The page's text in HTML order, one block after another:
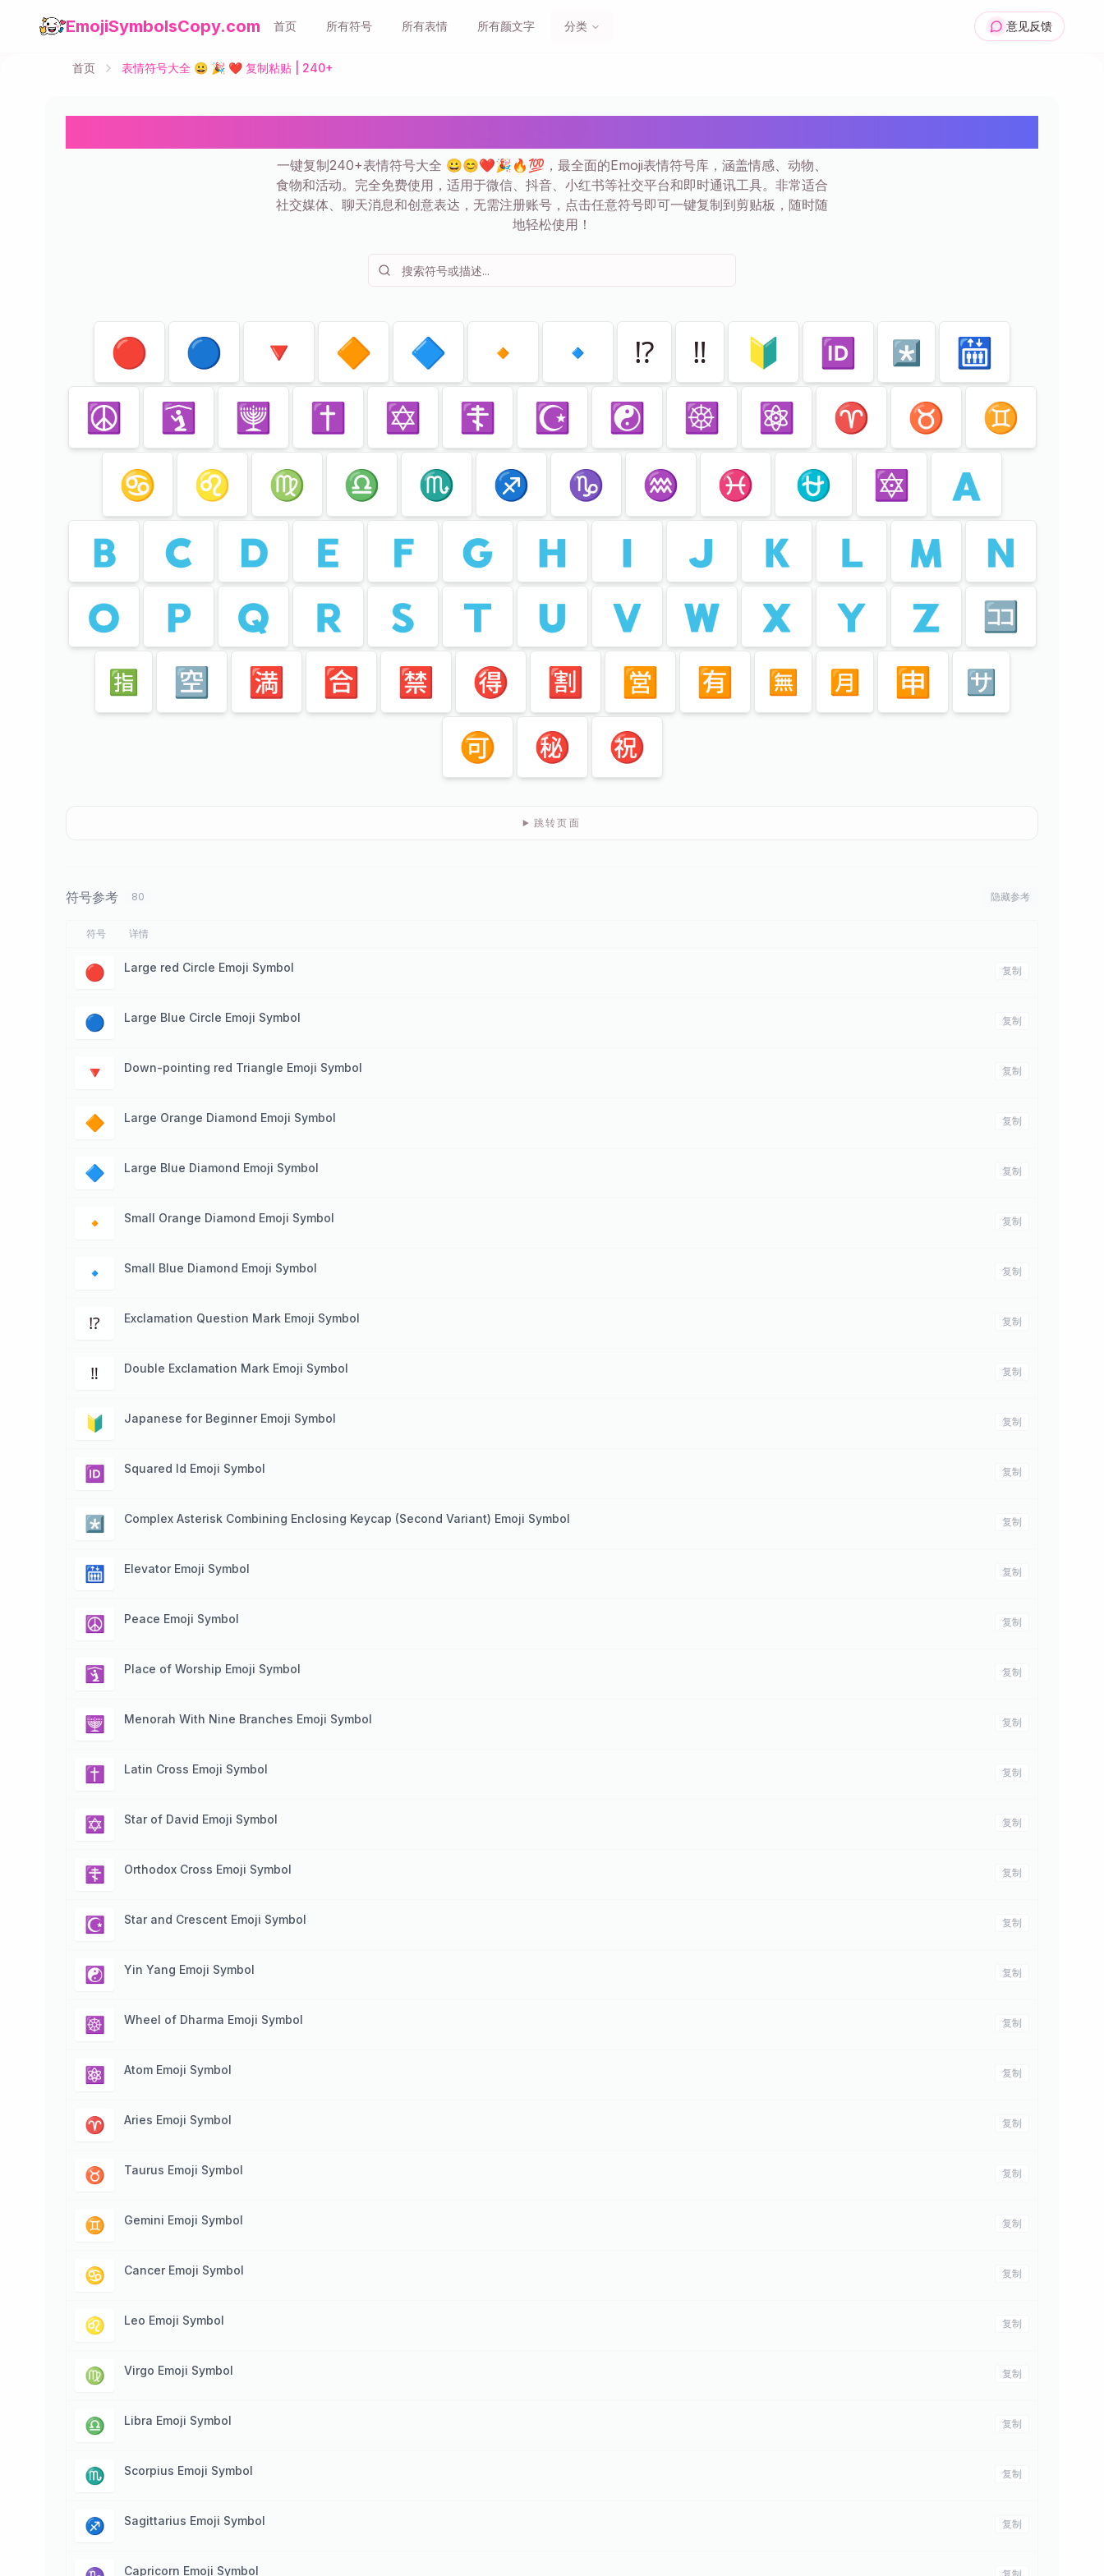
EmojiSymbolsCopy.com 首页 所有符号 所有表情 所有颜文字 分类 意见反馈
首页 表情符号大全 😀 🎉 ❤️ 复制粘贴 | 240+
一键复制240+表情符号大全 😀😊❤️🎉🔥💯，最全面的Emoji表情符号库，涵盖情感、动物、
食物和活动。完全免费使用，适用于微信、抖音、小红书等社交平台和即时通讯工具。非常适合
社交媒体、聊天消息和创意表达，无需注册账号，点击任意符号即可一键复制到剪贴板，随时随
地轻松使用！
🔴 🔵 🔻 🔶 🔷 🔸 🔹 ⁉️ ‼️ 🔰 🆔 *️⃣
🛗
☮️
🛐 🕎 ✝️ ✡️ ☦️ ☪️ ☯️ ☸️ ⚛️ ♈️ ♉️
♊️
♋️
♌️ ♍️ ♎️ ♏️ ♐️ ♑️ ♒️ ♓️ ⛎ 🔯
🇦
🇧
🇨 🇩 🇪 🇫 🇬 🇭 🇮 🇯 🇰 🇱 🇲
🇳
🇴
🇵 🇶 🇷 🇸 🇹 🇺 🇻 🇼 🇽 🇾 🇿 🈁
🈯️ 🈳 🈵 🈴 🈲 🉐 🈹 🈺 🈶 🈚️ 🈷️ 🈸 🈂️
🉑 ㊙️ ㊗️
跳转页面
符号参考 80 隐藏参考
符号 详情
🔴 Large red Circle Emoji Symbol 复制
🔵 Large Blue Circle Emoji Symbol 复制
🔻 Down-pointing red Triangle Emoji Symbol 复制
🔶 Large Orange Diamond Emoji Symbol 复制
🔷 Large Blue Diamond Emoji Symbol 复制
🔸 Small Orange Diamond Emoji Symbol 复制
🔹 Small Blue Diamond Emoji Symbol 复制
⁉️ Exclamation Question Mark Emoji Symbol 复制
‼️ Double Exclamation Mark Emoji Symbol 复制
🔰 Japanese for Beginner Emoji Symbol 复制
🆔 Squared Id Emoji Symbol 复制
*️⃣ Complex Asterisk Combining Enclosing Keycap (Second Variant) Emoji Symbol 复制
🛗 Elevator Emoji Symbol 复制
☮️ Peace Emoji Symbol 复制
🛐 Place of Worship Emoji Symbol 复制
🕎 Menorah With Nine Branches Emoji Symbol 复制
✝️ Latin Cross Emoji Symbol 复制
✡️ Star of David Emoji Symbol 复制
☦️ Orthodox Cross Emoji Symbol 复制
☪️ Star and Crescent Emoji Symbol 复制
☯️ Yin Yang Emoji Symbol 复制
☸️ Wheel of Dharma Emoji Symbol 复制
⚛️ Atom Emoji Symbol 复制
♈️ Aries Emoji Symbol 复制
♉️ Taurus Emoji Symbol 复制
♊️ Gemini Emoji Symbol 复制
♋️ Cancer Emoji Symbol 复制
♌️ Leo Emoji Symbol 复制
♍️ Virgo Emoji Symbol 复制
♎️ Libra Emoji Symbol 复制
♏️ Scorpius Emoji Symbol 复制
♐️ Sagittarius Emoji Symbol 复制
Capricorn Emoji Symbol